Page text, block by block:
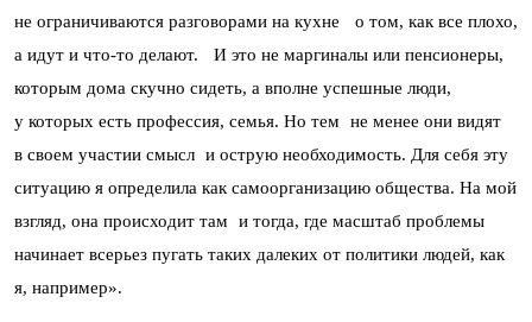
не ограничиваются разговорами на кухне о том, как все плохо,
а идут и что-то делают. И это не маргиналы или пенсионеры,
которым дома скучно сидеть, а вполне успешные люди,
у которых есть профессия, семья. Но тем не менее они видят
в своем участии смысл и острую необходимость. Для себя эту
ситуацию я определила как самоорганизацию общества. На мой
взгляд, она происходит там и тогда, где масштаб проблемы
начинает всерьез пугать таких далеких от политики людей, как
я, например».